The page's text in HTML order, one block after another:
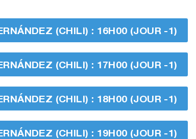
(CHILI) : 16H00 (JOUR -1)
(CHILI) : 17H00 (JOUR -1)
(CHILI) : 18H00 (JOUR -1)
(CHILI) : 19H00 (JOUR -1)